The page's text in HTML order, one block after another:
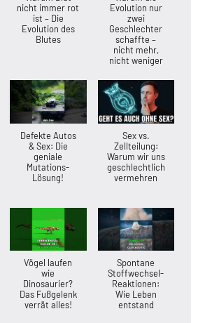
nicht immer rot
ist – Die
Evolution des
Blutes
Evolution nur
zwei
Geschlechter
schaffte –
nicht mehr,
nicht weniger
Defekte Autos
& Sex: Die
geniale
Mutations-
Lösung!
Sex vs.
Zellteilung:
Warum wir uns
geschlechtlich
vermehren
Vögel laufen
wie
Dinosaurier?
Das Fußgelenk
verrät alles!
Spontane
Stoffwechsel-
Reaktionen:
Wie Leben
entstand